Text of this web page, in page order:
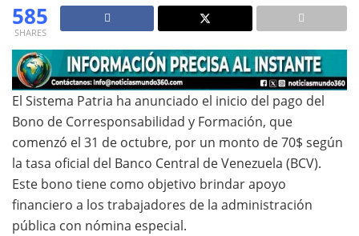
585
SHARES
El Sistema Patria ha anunciado el inicio del pago del
Bono de Corresponsabilidad y Formación, que
comenzó el 31 de octubre, por un monto de 70$ según
la tasa oficial del Banco Central de Venezuela (BCV).
Este bono tiene como objetivo brindar apoyo
financiero a los trabajadores de la administración
pública con nómina especial.